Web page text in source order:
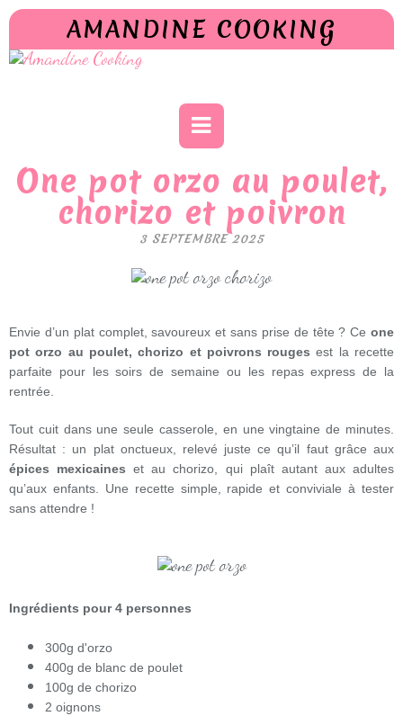
AMANDINE COOKING
One pot orzo au poulet,
chorizo et poivron
3 SEPTEMBRE 2025
Envie d’un plat complet, savoureux et sans prise de tête ? Ce one
pot orzo au poulet, chorizo et poivrons rouges est la recette
parfaite pour les soirs de semaine ou les repas express de la
rentrée.
Tout cuit dans une seule casserole, en une vingtaine de minutes.
Résultat : un plat onctueux, relevé juste ce qu’il faut grâce aux
épices mexicaines et au chorizo, qui plaît autant aux adultes
qu’aux enfants. Une recette simple, rapide et conviviale à tester
sans attendre !
Ingrédients pour 4 personnes
300g d'orzo
400g de blanc de poulet
100g de chorizo
2 oignons